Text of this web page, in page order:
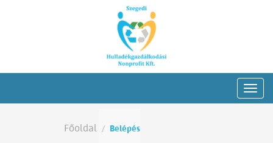
Főoldal Belépés